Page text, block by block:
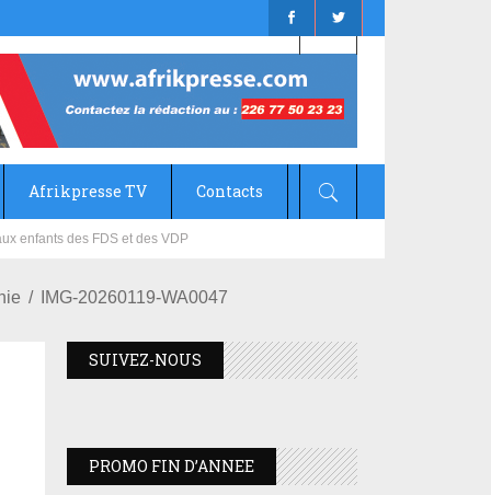
Afrikpresse TV Contacts
IMG-20260119-WA0047
SUIVEZ-NOUS
PROMO FIN D’ANNEE